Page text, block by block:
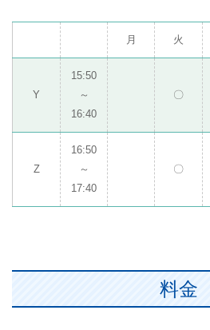
月 火
Y
15:50
～
16:40
〇
Z
16:50
～
17:40
〇
料金